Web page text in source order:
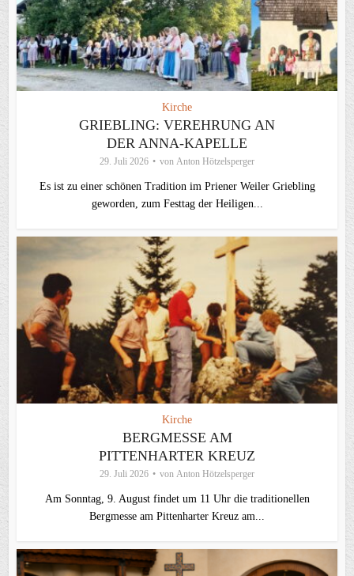
Kirche
GRIEBLING: VEREHRUNG AN
DER ANNA-KAPELLE
29. Juli 2026 von Anton Hötzelsperger
Es ist zu einer schönen Tradition im Priener Weiler Griebling
geworden, zum Festtag der Heiligen...
Kirche
BERGMESSE AM
PITTENHARTER KREUZ
29. Juli 2026 von Anton Hötzelsperger
Am Sonntag, 9. August findet um 11 Uhr die traditionellen
Bergmesse am Pittenharter Kreuz am...